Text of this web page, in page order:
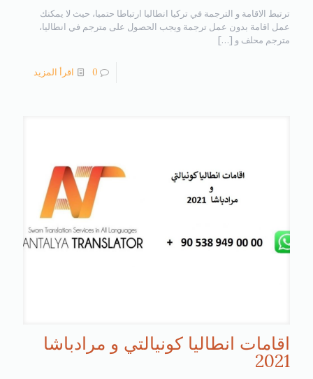
ترتبط الاقامة و الترجمة في تركيا انطاليا ارتباطا حتميا، حيث لا يمكنك
عمل اقامة بدون عمل ترجمة ويجب الحصول على مترجم في انطاليا،
مترجم محلف و […]
0 اقرأ المزيد
اقامات انطاليا كونيالتي و مرادباشا
2021